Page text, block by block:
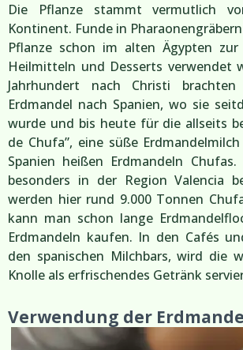
Die Pflanze stammt vermutlich
Kontinent. Funde in
Pflanze schon im alten Ägypten
Heilmitteln und Desserts verwendet
Jahrhundert nach Christi
Erdmandel nach Spanien, wo sie
wurde und bis heute für die allseits
de Chufa”, eine süße
Spanien heißen Erdmandeln
besonders in der Region Valencia
werden hier rund 9.000 Tonnen
kann man schon lange
Erdmandeln kaufen. In den Cafés
den spanischen Milchbars, wird die
Knolle als erfrischendes Getränk
Verwendung der